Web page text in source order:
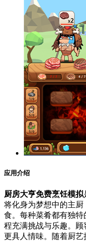
应用介绍
厨房大亨免费烹饪模拟
将化身为梦想中的主
食。每种菜肴都有独
程充满挑战与乐趣。
更具人情味。随着厨